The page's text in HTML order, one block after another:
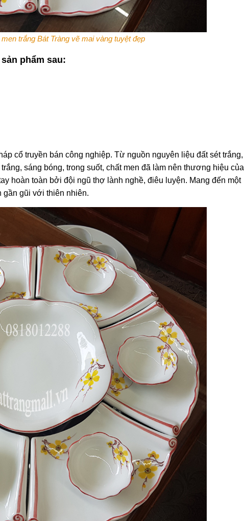
trắng Bát Tràng vẽ mai vàng tuyệt đẹp
phẩm sau:
cổ truyền bán công nghiệp. Từ nguồn nguyên liệu đất sét trắng,
sáng bóng, trong suốt, chất men đã làm nên thương hiệu của
hoàn toàn bởi đội ngũ thợ lành nghề, điêu luyện. Mang đến một
gần gũi với thiên nhiên.